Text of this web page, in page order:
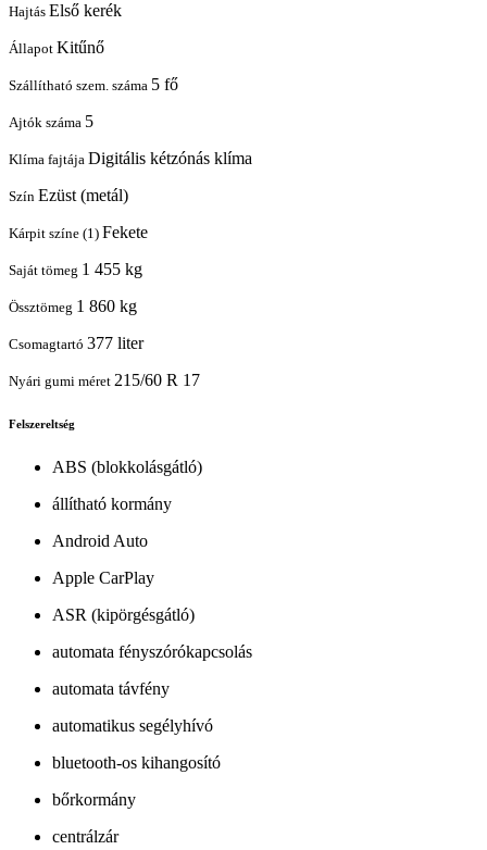
Hajtás Első kerék
Állapot Kitűnő
Szállítható szem. száma 5 fő
Ajtók száma 5
Klíma fajtája Digitális kétzónás klíma
Szín Ezüst (metál)
Kárpit színe (1) Fekete
Saját tömeg 1 455 kg
Össztömeg 1 860 kg
Csomagtartó 377 liter
Nyári gumi méret 215/60 R 17
Felszereltség
ABS (blokkolásgátló)
állítható kormány
Android Auto
Apple CarPlay
ASR (kipörgésgátló)
automata fényszórókapcsolás
automata távfény
automatikus segélyhívó
bluetooth-os kihangosító
bőrkormány
centrálzár